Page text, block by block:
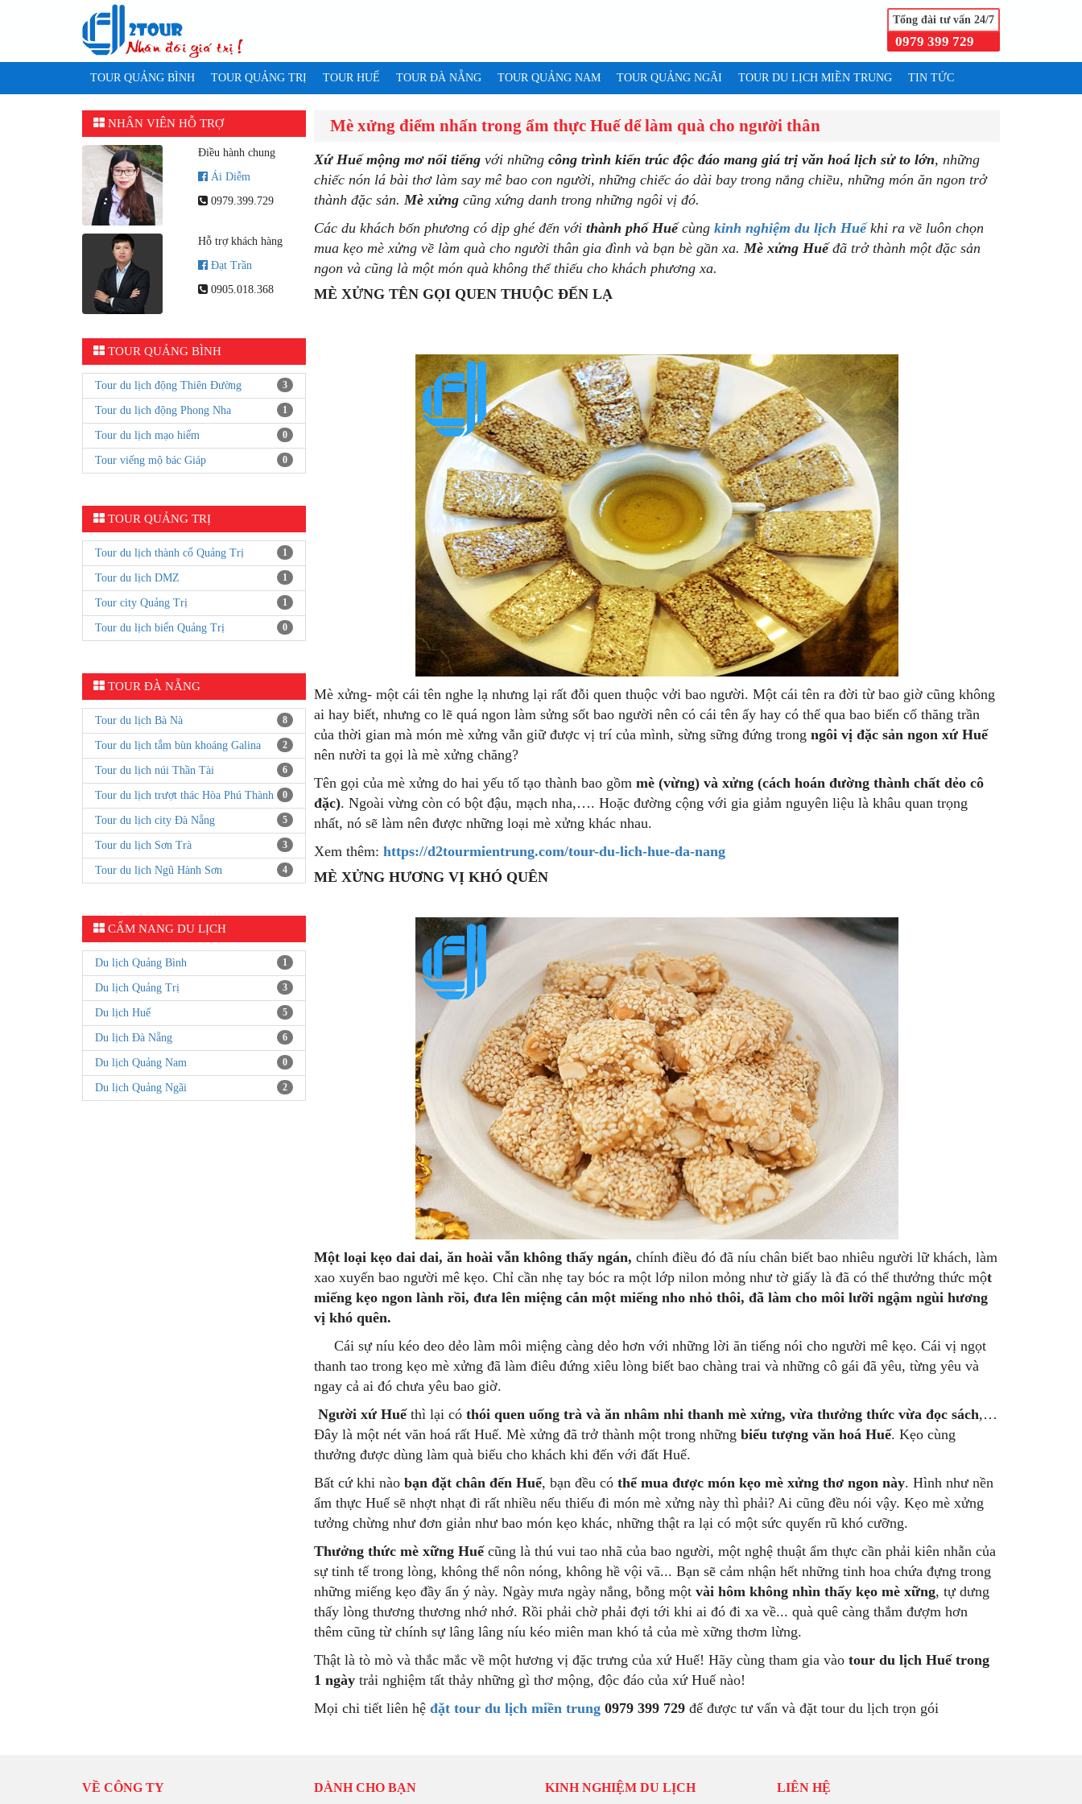
Tổng đài tư vấn 24/7
0979 399 729
TOUR QUẢNG BÌNH TOUR QUẢNG TRỊ TOUR HUẾ TOUR ĐÀ NẴNG TOUR QUẢNG NAM TOUR QUẢNG NGÃI TOUR DU LỊCH MIỀN TRUNG TIN TỨC
Mè xửng điểm nhấn trong ẩm thực Huế dể làm quà cho người thân
XứHuế mộng mơ nổi tiếngvới nhữngcông trình kiến trúc độc đáo mang giá trị văn hoá lịch sử to lớn, những
chiếc nón lá bài thơ làm say mê bao con người, những chiếc áo dài bay trong nắng chiều, những món ăn ngon trở
thành đặc sản.Mè xửngcũng xứng danh trong những ngôi vị đó.
Các du khách bốn phương có dịp ghé đến với thành phố Huếcùng kinh nghiệm du lịch Huếkhi ra về luôn chọn
mua kẹo mè xửng về làm quà cho người thân gia đình và bạn bè gần xa.Mè xửng Huếđã trở thành một đặc sản
ngon và cũng là một món quà không thể thiếu cho khách phương xa.
MÈ XỬNG TÊN GỌI QUEN THUỘC ĐẾN LẠ
Mè xửng- một cái tên nghe lạ nhưng lại rất đỗi quen thuộc vởi bao người. Một cái tên ra đời từ bao giờ cũng không
ai hay biết, nhưng co lẽ quá ngon làm sửng sốt bao người nên có cái tên ấy hay có thể qua bao biến cố thăng trần
của thời gian mà món mè xửng vẫn giữ được vị trí của mình, sừng sững đứng trong ngôi vị đặc sản ngon xứ Huế
nên nười ta gọi là mè xửng chăng?
Tên gọi của mè xửng do hai yếu tố tạo thành bao gồm mè (vừng) và xửng (cách hoán đường thành chất dẻo cô
đặc). Ngoài vừng còn có bột đậu, mạch nha,…. Hoặc đường cộng với gia giảm nguyên liệu là khâu quan trọng
nhất, nó sẽ làm nên được những loại mè xửng khác nhau.
Xem thêm: https://d2tourmientrung.com/tour-du-lich-hue-da-nang
MÈ XỬNG HƯƠNG VỊ KHÓ QUÊN
Một loại kẹo dai dai, ăn hoài vẫn không thấy ngán, chính điều đó đã níu chân biết bao nhiêu người lữ khách, làm
xao xuyến bao người mê kẹo. Chỉ cần nhẹ tay bóc ra một lớp nilon mỏng như tờ giấy là đã có thể thưởng thức một
miếng kẹo ngon lành rồi, đưa lên miệng cắn một miếng nho nhỏ thôi, đã làm cho môi lưỡi ngậm ngùi hương
vị khó quên.
Cái sự níu kéo deo dẻo làm môi miệng càng dẻo hơn với những lời ăn tiếng nói cho người mê kẹo. Cái vị ngọt
thanh tao trong kẹo mè xửng đã làm điêu đứng xiêu lòng biết bao chàng trai và những cô gái đã yêu, từng yêu và
ngay cả ai đó chưa yêu bao giờ.
Người xứ Huếthì lại có thói quen uống trà và ăn nhâm nhi thanh mè xửng, vừa thưởng thức vừa đọc sách,…
Đây là một nét văn hoá rất Huế. Mè xửng đã trở thành một trong những biểu tượng văn hoá Huế. Kẹo cùng
thưởng được dùng làm quà biếu cho khách khi đến với đất Huế.
Bất cứ khi nào bạn đặt chân đến Huế, bạn đều có thể mua được món kẹo mè xửng thơ ngon này. Hình như nền
ẩm thực Huế sẽ nhợt nhạt đi rất nhiều nếu thiếu đi món mè xửng này thì phải? Ai cũng đều nói vậy. Kẹo mè xửng
tưởng chừng như đơn giản như bao món kẹo khác, những thật ra lại có một sức quyến rũ khó cưỡng.
Thưởng thức mè xững Huếcũng là thú vui tao nhã của bao người, một nghệ thuật ẩm thực cần phải kiên nhẫn của
sự tinh tế trong lòng, không thể nôn nóng, không hề vội vã... Bạn sẽ cảm nhận hết những tinh hoa chứa đựng trong
những miếng kẹo đầy ẩn ý này. Ngày mưa ngày nắng, bỗng một vài hôm không nhìn thấy kẹo mè xững, tự dưng
thấy lòng thương thương nhớ nhớ. Rồi phải chờ phải đợi tới khi ai đó đi xa về... quà quê càng thắm đượm hơn
thêm cũng từ chính sự lâng lâng níu kéo miên man khó tả của mè xững thơm lừng.
Thật là tò mò và thắc mắc về một hương vị đặc trưng của xứ Huế! Hãy cùng tham gia vào tour du lịch Huế trong
1 ngày trải nghiệm tất thảy những gì thơ mộng, độc đáo của xứ Huế nào!
Mọi chi tiết liên hệ đặt tour du lịch miền trung0979 399 729để được tư vấn và đặt tour du lịch trọn gói
NHÂN VIÊN HỖ TRỢ
Điều hành chung
Ái Diễm
0979.399.729
Hỗ trợ khách hàng
Đạt Trần
0905.018.368
TOUR QUẢNG BÌNH
Tour du lịch động Thiên Đường 3
Tour du lịch động Phong Nha 1
Tour du lịch mạo hiểm 0
Tour viếng mộ bác Giáp 0
TOUR QUẢNG TRỊ
Tour du lịch thành cổ Quảng Trị 1
Tour du lịch DMZ 1
Tour city Quảng Trị 1
Tour du lịch biển Quảng Trị 0
TOUR ĐÀ NẴNG
Tour du lịch Bà Nà 8
Tour du lịch tắm bùn khoáng Galina 2
Tour du lịch núi Thần Tài 6
Tour du lịch trượt thác Hòa Phú Thành 0
Tour du lịch city Đà Nẵng 5
Tour du lịch Sơn Trà 3
Tour du lịch Ngũ Hành Sơn 4
CẨM NANG DU LỊCH
Du lịch Quảng Bình 1
Du lịch Quảng Trị 3
Du lịch Huế 5
Du lịch Đà Nẵng 6
Du lịch Quảng Nam 0
Du lịch Quảng Ngãi 2
VỀ CÔNG TY DÀNH CHO BẠN KINH NGHIỆM DU LỊCH LIÊN HỆ